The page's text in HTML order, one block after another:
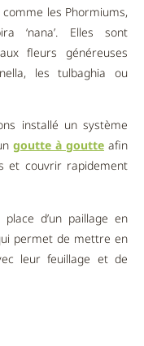
les Phormiums,
‘nana’. Elles sont
fleurs généreuses
les tulbaghia ou
installé un système
goutte à goutte afin
et couvrir rapidement
d’un paillage en
permet de mettre en
leur feuillage et de